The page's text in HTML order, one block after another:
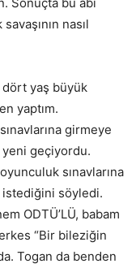
nasıl
dört yaş büyük
yaptım.
girmeye
yeni geçiyordu.
sınavlarına
istediğini söyledi.
ODTÜ’LÜ, babam
“Bir bileziğin
Togan da benden